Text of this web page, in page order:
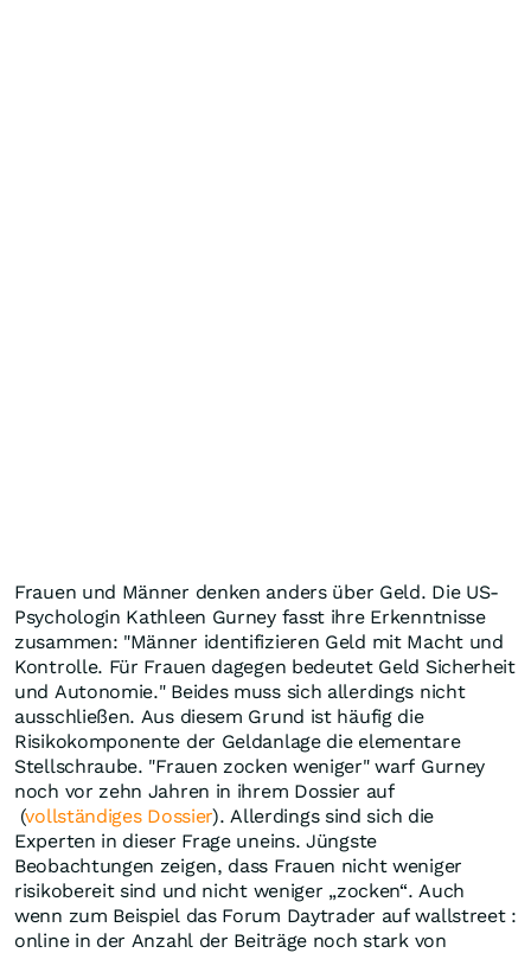
Frauen und Männer denken anders über Geld. Die US-
Psychologin Kathleen Gurney fasst ihre Erkenntnisse
zusammen: "Männer identifizieren Geld mit Macht und
Kontrolle. Für Frauen dagegen bedeutet Geld Sicherheit
und Autonomie." Beides muss sich allerdings nicht
ausschließen. Aus diesem Grund ist häufig die
Risikokomponente der Geldanlage die elementare
Stellschraube. "Frauen zocken weniger" warf Gurney
noch vor zehn Jahren in ihrem Dossier auf
(vollständiges Dossier). Allerdings sind sich die
Experten in dieser Frage uneins. Jüngste
Beobachtungen zeigen, dass Frauen nicht weniger
risikobereit sind und nicht weniger „zocken“. Auch
wenn zum Beispiel das Forum Daytrader auf wallstreet :
online in der Anzahl der Beiträge noch stark von